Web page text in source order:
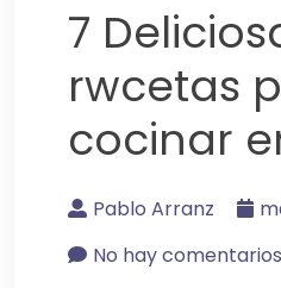
7
rwcetas
cocinar
Pablo Arranz
No hay comentarios